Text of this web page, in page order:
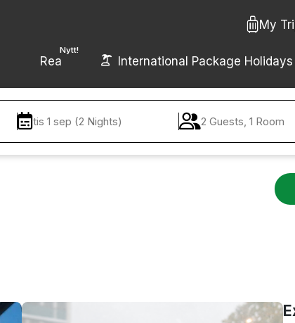
My
Nytt!
Rea International Package Holidays
tis 1 sep (2 Nights) 2 Guests, 1 Room